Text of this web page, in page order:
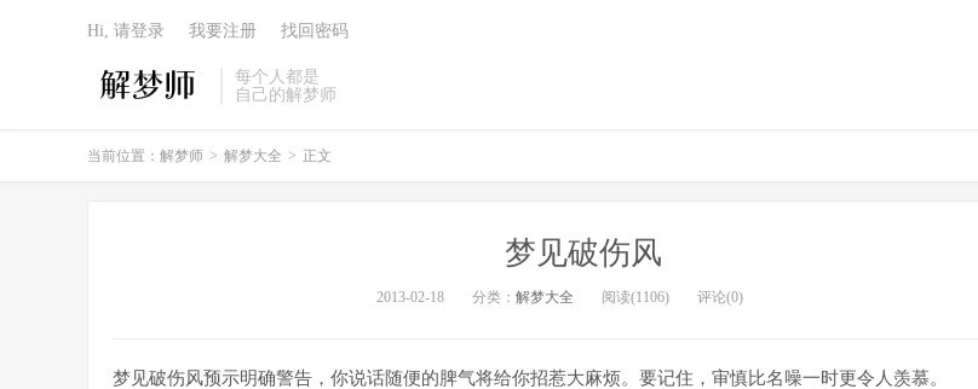
每个人都是
自己的解梦师
Hi, 请登录 我要注册 找回密码
当前位置： 解梦师 > 解梦大全 > 正文
梦见破伤风
2013-02-18 分类： 解梦大全 阅读(1106) 评论(0)
梦见破伤风预示明确警告，你说话随便的脾气将给你招惹大麻烦。要记住，审慎比名噪一时更令人羡慕。